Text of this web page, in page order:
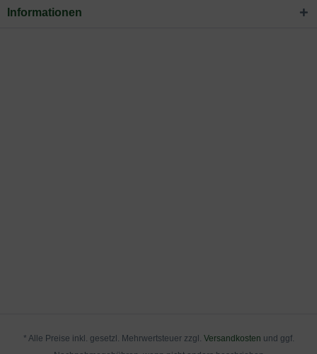
Informationen
* Alle Preise inkl. gesetzl. Mehrwertsteuer zzgl. Versandkosten und ggf.